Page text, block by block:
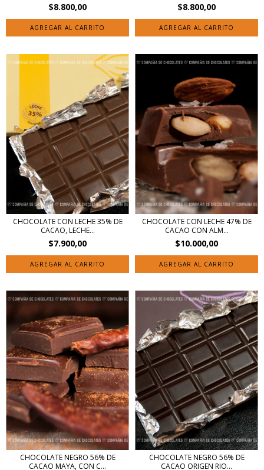
$8.800,00
AGREGAR AL CARRITO
$8.800,00
AGREGAR AL CARRITO
CHOCOLATE CON LECHE 35% DE
CACAO, LECHE...
$7.900,00
AGREGAR AL CARRITO
CHOCOLATE CON LECHE 47% DE
CACAO CON ALM...
$10.000,00
AGREGAR AL CARRITO
CHOCOLATE NEGRO 56% DE
CACAO MAYA, CON C...
CHOCOLATE NEGRO 56% DE
CACAO ORIGEN RIO...